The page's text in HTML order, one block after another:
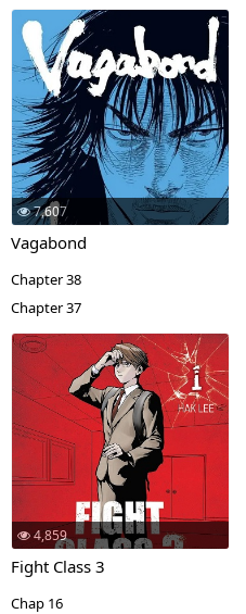
7,607
Vagabond
Chapter 38
Chapter 37
4,859
Fight Class 3
Chap 16